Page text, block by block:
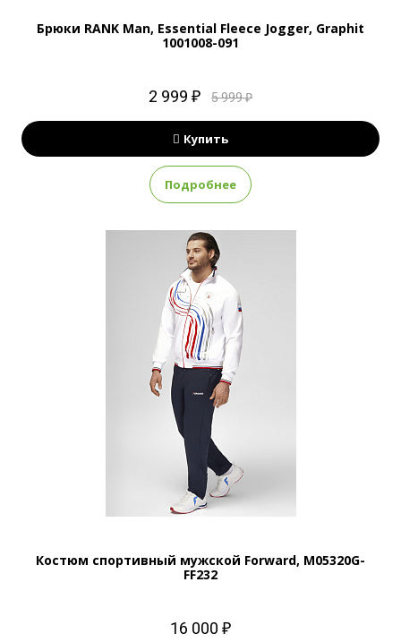
Брюки RANK Man, Essential Fleece Jogger, Graphit
1001008-091
2 999 ₽ 5 999 ₽
Купить
Подробнее
Костюм спортивный мужской Forward, M05320G-
FF232
16 000 ₽